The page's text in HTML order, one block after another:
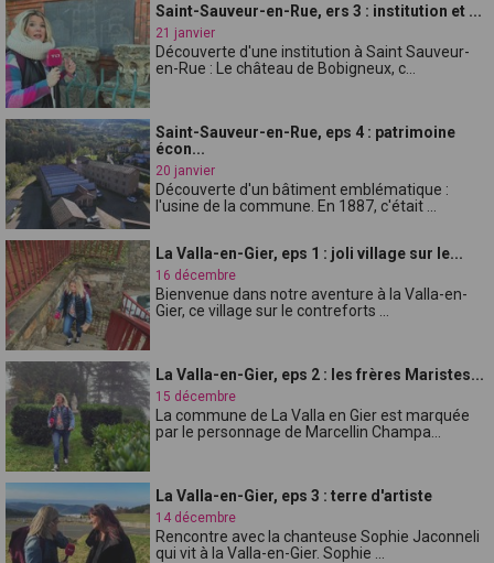
Saint-Sauveur-en-Rue, ers 3 : institution et ...
21 janvier
Découverte d'une institution à Saint Sauveur-
en-Rue : Le château de Bobigneux, c...
Saint-Sauveur-en-Rue, eps 4 : patrimoine
écon...
20 janvier
Découverte d'un bâtiment emblématique :
l'usine de la commune. En 1887, c'était ...
La Valla-en-Gier, eps 1 : joli village sur le...
16 décembre
Bienvenue dans notre aventure à la Valla-en-
Gier, ce village sur le contreforts ...
La Valla-en-Gier, eps 2 : les frères Maristes...
15 décembre
La commune de La Valla en Gier est marquée
par le personnage de Marcellin Champa...
La Valla-en-Gier, eps 3 : terre d'artiste
14 décembre
Rencontre avec la chanteuse Sophie Jaconneli
qui vit à la Valla-en-Gier. Sophie ...